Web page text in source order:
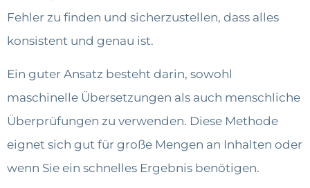
Fehler zu finden und sicherzustellen, dass alles
konsistent und genau ist.
Ein guter Ansatz besteht darin, sowohl
maschinelle Übersetzungen als auch menschliche
Überprüfungen zu verwenden. Diese Methode
eignet sich gut für große Mengen an Inhalten oder
wenn Sie ein schnelles Ergebnis benötigen.